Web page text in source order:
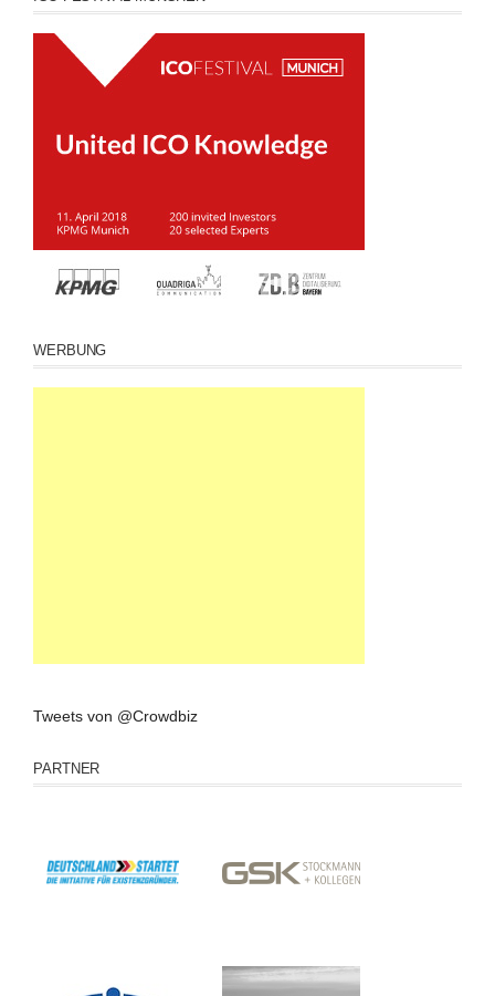
WERBUNG
Tweets von @Crowdbiz
PARTNER